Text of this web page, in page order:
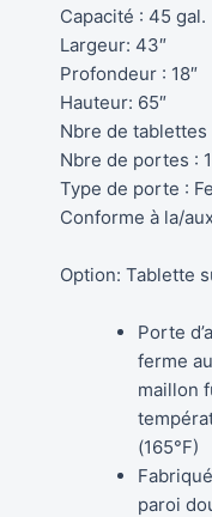
fermeture
automatique
-
SHI435
Capacité : 45 gal.
Largeur: 43″
Profondeur : 18″
Hauteur: 65″
Nbre de tablettes
Nbre de portes : 1
Type de porte :
Conforme à la/
Option: Tablette
Porte
ferme
maillon
(165°F)
paroi